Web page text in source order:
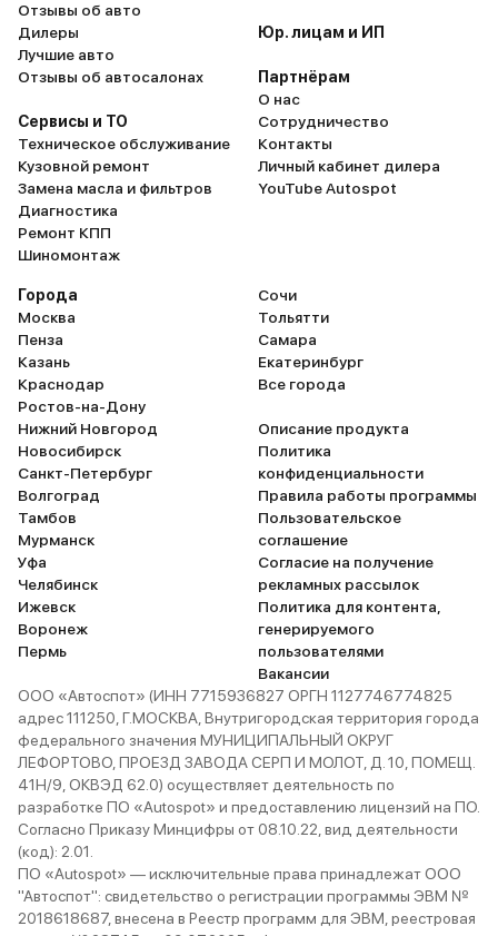
Отзывы об авто
Дилеры
Лучшие авто
Отзывы об автосалонах
Сервисы и ТО
Техническое обслуживание
Кузовной ремонт
Замена масла и фильтров
Диагностика
Ремонт КПП
Шиномонтаж
Юр. лицам и ИП
Партнёрам
О нас
Сотрудничество
Контакты
Личный кабинет дилера
YouTube Autospot
Города
Москва
Пенза
Казань
Краснодар
Ростов-на-Дону
Нижний Новгород
Новосибирск
Санкт-Петербург
Волгоград
Тамбов
Мурманск
Уфа
Челябинск
Ижевск
Воронеж
Пермь
Сочи
Тольятти
Самара
Екатеринбург
Все города
Описание продукта
Политика
конфиденциальности
Правила работы программы
Пользовательское
соглашение
Согласие на получение
рекламных рассылок
Политика для контента,
генерируемого
пользователями
Вакансии
ООО «Автоспот» (ИНН 7715936827 ОРГН 1127746774825
адрес 111250, Г.МОСКВА, Внутригородская территория города
федерального значения МУНИЦИПАЛЬНЫЙ ОКРУГ
ЛЕФОРТОВО, ПРОЕЗД ЗАВОДА СЕРП И МОЛОТ, Д. 10, ПОМЕЩ.
41Н/9, ОКВЭД 62.0) осуществляет деятельность по
разработке ПО «Autospot» и предоставлению лицензий на ПО.
Согласно Приказу Минцифры от 08.10.22, вид деятельности
(код): 2.01.
ПО «Autospot» — исключительные права принадлежат ООО
"Автоспот": свидетельство о регистрации программы ЭВМ №
2018618687, внесена в Реестр программ для ЭВМ, реестровая